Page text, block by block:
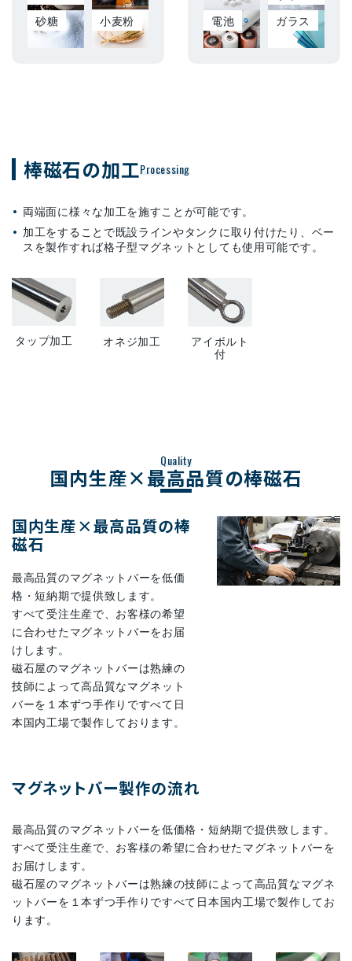
砂糖
小麦粉
電池
ガラス
棒磁石の加工Processing
両端面に様々な加工を施すことが可能です。
加工をすることで既設ラインやタンクに取り付けたり、ベー
スを製作すれば格子型マグネットとしても使用可能です。
タップ加工 オネジ加工
アイボルト
付
Quality
国内生産×最高品質の棒磁石
国内生産×最高品質の棒
磁石
最高品質のマグネットバーを低価
格・短納期で提供致します。
すべて受注生産で、お客様の希望
に合わせたマグネットバーをお届
けします。
磁石屋のマグネットバーは熟練の
技師によって高品質なマグネット
バーを１本ずつ手作りですべて日
本国内工場で製作しております。
マグネットバー製作の流れ
最高品質のマグネットバーを低価格・短納期で提供致します。
すべて受注生産で、お客様の希望に合わせたマグネットバーを
お届けします。
磁石屋のマグネットバーは熟練の技師によって高品質なマグネ
ットバーを１本ずつ手作りですべて日本国内工場で製作してお
ります。